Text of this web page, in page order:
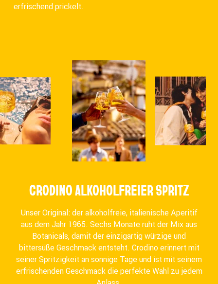
erfrischend prickelt.
CRODINO ALKOHOLFREIER SPRITZ
Unser Original: der alkoholfreie, italienische Aperitif
aus dem Jahr 1965. Sechs Monate ruht der Mix aus
Botanicals, damit der einzigartig würzige und
bittersüße Geschmack entsteht. Crodino erinnert mit
seiner Spritzigkeit an sonnige Tage und ist mit seinem
erfrischenden Geschmack die perfekte Wahl zu jedem